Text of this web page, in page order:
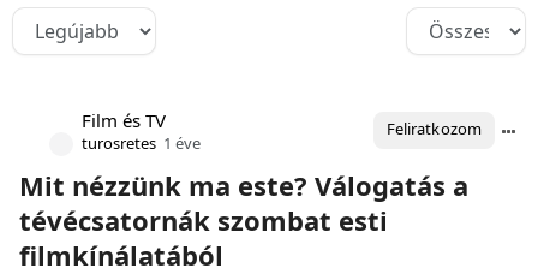
Film és TV
turosretes 1 éve
Feliratkozom
Mit nézzünk ma este? Válogatás a
tévécsatornák szombat esti
filmkínálatából